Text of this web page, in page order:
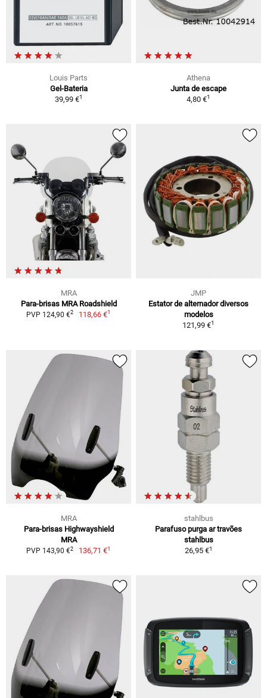
Louis Parts
Gel-Bateria
39,99 €1
Athena
Junta de escape
4,80 €1
MRA
Para-brisas MRA Roadshield
PVP 124,90 €2 118,66 €1
JMP
Estator de alternador diversos
modelos
121,99 €1
MRA
Para-brisas Highwayshield
MRA
PVP 143,90 €2 136,71 €1
stahlbus
Parafuso purga ar travões
stahlbus
26,95 €1